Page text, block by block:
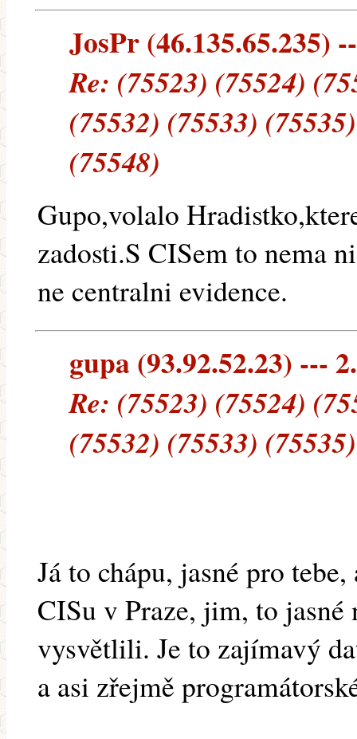
JosPr (46.135.65.235)
Re: (75523) (75524)
(75532) (75533)
(75548)
Gupo,volalo
zadosti.S CISem to nema
ne centralni evidence.
gupa (93.92.52.23) ---
Re: (75523) (75524)
(75532) (75533)
Já to chápu, jasné pro
CISu v Praze, jim, to
vysvětlili. Je to zajímavý
a asi zřejmě